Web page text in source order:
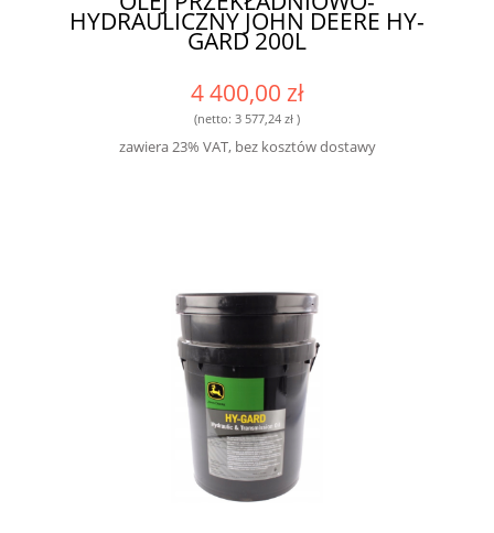
HYDRAULICZNY JOHN DEERE HY-
GARD 200L
4 400,00 zł
(netto: 3 577,24 zł )
zawiera 23% VAT, bez kosztów dostawy